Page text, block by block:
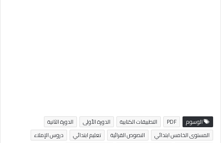
الوسوم PDF التطبيقات الكتابية الدورة الأولى
الدورة الثانية
المستوى الخامس ابتدائي
النصوص القرائية تعليم ابتدائي
دروس الإملاء